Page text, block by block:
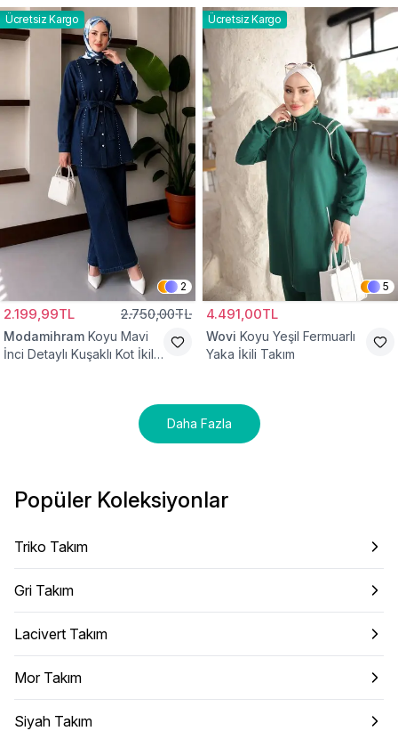
Ücretsiz Kargo
2
2.199,99TL 2.750,00TL
Modamihram Koyu Mavi
İnci Detaylı Kuşaklı Kot İkili
Ücretsiz Kargo
5
4.491,00TL
Wovi Koyu Yeşil Fermuarlı
Yaka İkili Takım
Daha Fazla
Popüler Koleksiyonlar
Triko Takım
Gri Takım
Lacivert Takım
Mor Takım
Siyah Takım